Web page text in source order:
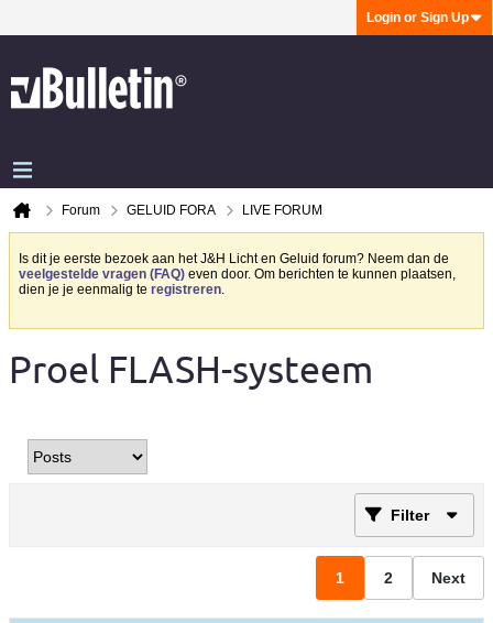
Login or Sign Up
Forum GELUID FORA LIVE FORUM
Is dit je eerste bezoek aan het J&H Licht en Geluid forum? Neem dan de
veelgestelde vragen (FAQ) even door. Om berichten te kunnen plaatsen,
dien je je eenmalig te registreren.
Proel FLASH-systeem
Filter
1 2 Next